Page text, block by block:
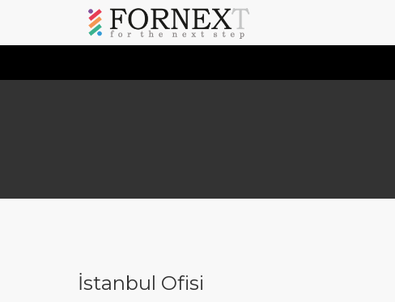
İstanbul Ofisi